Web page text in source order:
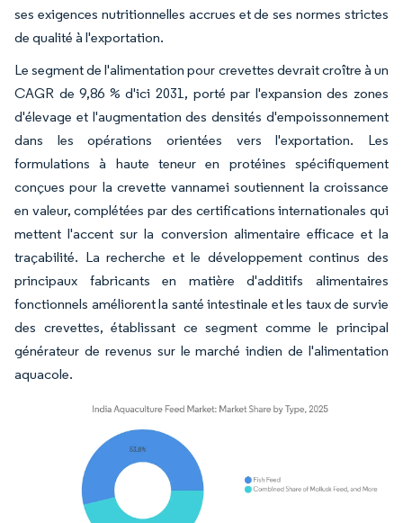
ses exigences nutritionnelles accrues et de ses normes strictes
de qualité à l'exportation.
Le segment de l'alimentation pour crevettes devrait croître à un
CAGR de 9,86 % d'ici 2031, porté par l'expansion des zones
d'élevage et l'augmentation des densités d'empoissonnement
dans les opérations orientées vers l'exportation. Les
formulations à haute teneur en protéines spécifiquement
conçues pour la crevette vannamei soutiennent la croissance
en valeur, complétées par des certifications internationales qui
mettent l'accent sur la conversion alimentaire efficace et la
traçabilité. La recherche et le développement continus des
principaux fabricants en matière d'additifs alimentaires
fonctionnels améliorent la santé intestinale et les taux de survie
des crevettes, établissant ce segment comme le principal
générateur de revenus sur le marché indien de l'alimentation
aquacole.